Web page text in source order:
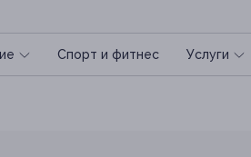
Спoрт и фитнес Услуги